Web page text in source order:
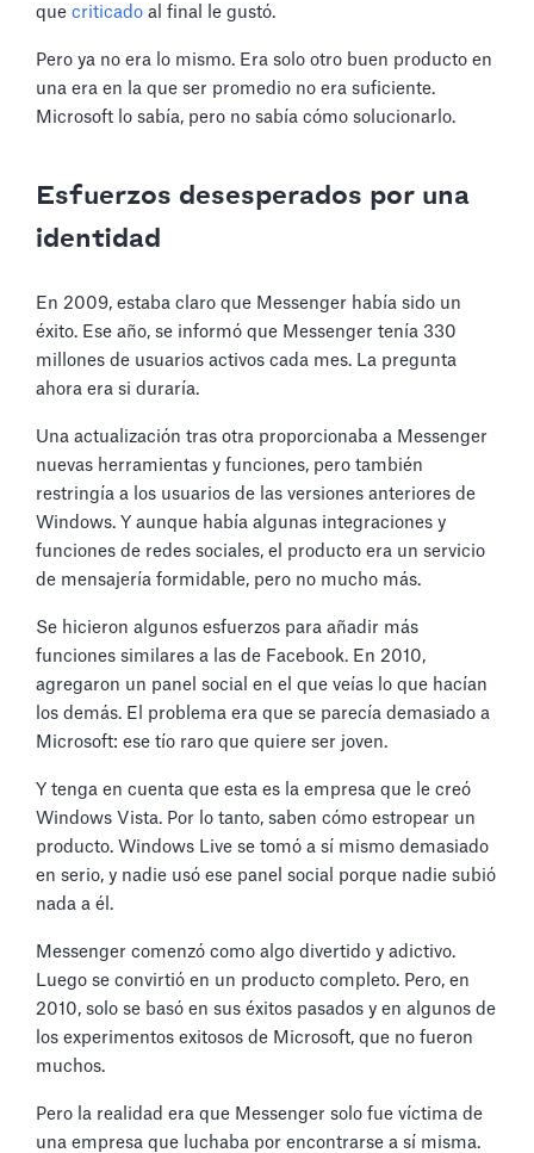
que criticado al final le gustó.
Pero ya no era lo mismo. Era solo otro buen producto en
una era en la que ser promedio no era suficiente.
Microsoft lo sabía, pero no sabía cómo solucionarlo.
Esfuerzos desesperados por una
identidad
En 2009, estaba claro que Messenger había sido un
éxito. Ese año, se informó que Messenger tenía 330
millones de usuarios activos cada mes. La pregunta
ahora era si duraría.
Una actualización tras otra proporcionaba a Messenger
nuevas herramientas y funciones, pero también
restringía a los usuarios de las versiones anteriores de
Windows. Y aunque había algunas integraciones y
funciones de redes sociales, el producto era un servicio
de mensajería formidable, pero no mucho más.
Se hicieron algunos esfuerzos para añadir más
funciones similares a las de Facebook. En 2010,
agregaron un panel social en el que veías lo que hacían
los demás. El problema era que se parecía demasiado a
Microsoft: ese tío raro que quiere ser joven.
Y tenga en cuenta que esta es la empresa que le creó
Windows Vista. Por lo tanto, saben cómo estropear un
producto. Windows Live se tomó a sí mismo demasiado
en serio, y nadie usó ese panel social porque nadie subió
nada a él.
Messenger comenzó como algo divertido y adictivo.
Luego se convirtió en un producto completo. Pero, en
2010, solo se basó en sus éxitos pasados y en algunos de
los experimentos exitosos de Microsoft, que no fueron
muchos.
Pero la realidad era que Messenger solo fue víctima de
una empresa que luchaba por encontrarse a sí misma.